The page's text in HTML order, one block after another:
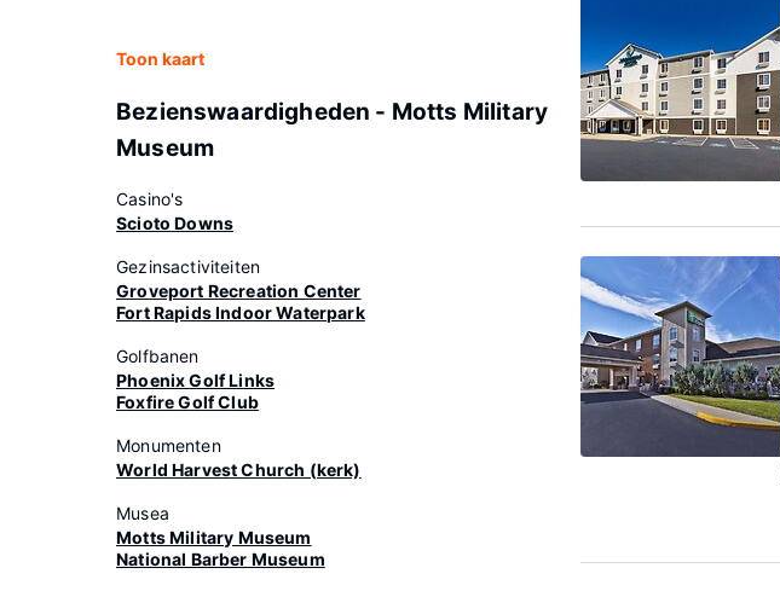
Toon kaart
Bezienswaardigheden - Motts Military
Museum
Casino's
Scioto Downs
Gezinsactiviteiten
Groveport Recreation Center
Fort Rapids Indoor Waterpark
Golfbanen
Phoenix Golf Links
Foxfire Golf Club
Monumenten
World Harvest Church (kerk)
Musea
Motts Military Museum
National Barber Museum